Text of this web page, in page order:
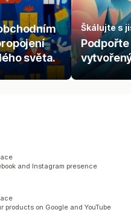
světa.
Škálujte s
and Instagram presence
products on Google and YouTube